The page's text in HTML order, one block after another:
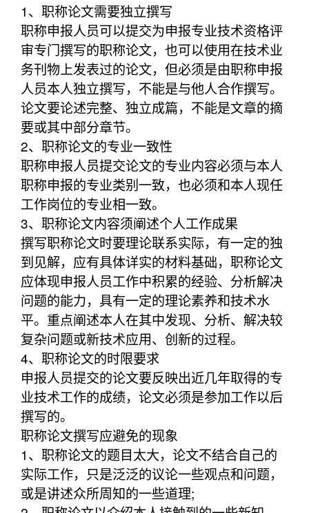
1、职称论文需要独立撰写
职称申报人员可以提交为申报专业技术资格评
审专门撰写的职称论文，也可以使用在技术业
务刊物上发表过的论文，但必须是由职称申报
人员本人独立撰写，不能是与他人合作撰写。
论文要论述完整、独立成篇，不能是文章的摘
要或其中部分章节。
2、职称论文的专业一致性
职称申报人员提交论文的专业内容必须与本人
职称申报的专业类别一致，也必须和本人现任
工作岗位的专业相一致。
3、职称论文内容须阐述个人工作成果
撰写职称论文时要理论联系实际，有一定的独
到见解，应有具体详实的材料基础，职称论文
应体现申报人员工作中积累的经验、分析解决
问题的能力，具有一定的理论素养和技术水
平。重点阐述本人在其中发现、分析、解决较
复杂问题或新技术应用、创新的过程。
4、职称论文的时限要求
申报人员提交的论文要反映出近几年取得的专
业技术工作的成绩，论文必须是参加工作以后
撰写的。
职称论文撰写应避免的现象
1、职称论文的题目太大，论文不结合自己的
实际工作，只是泛泛的议论一些观点和问题，
或是讲述众所周知的一些道理;